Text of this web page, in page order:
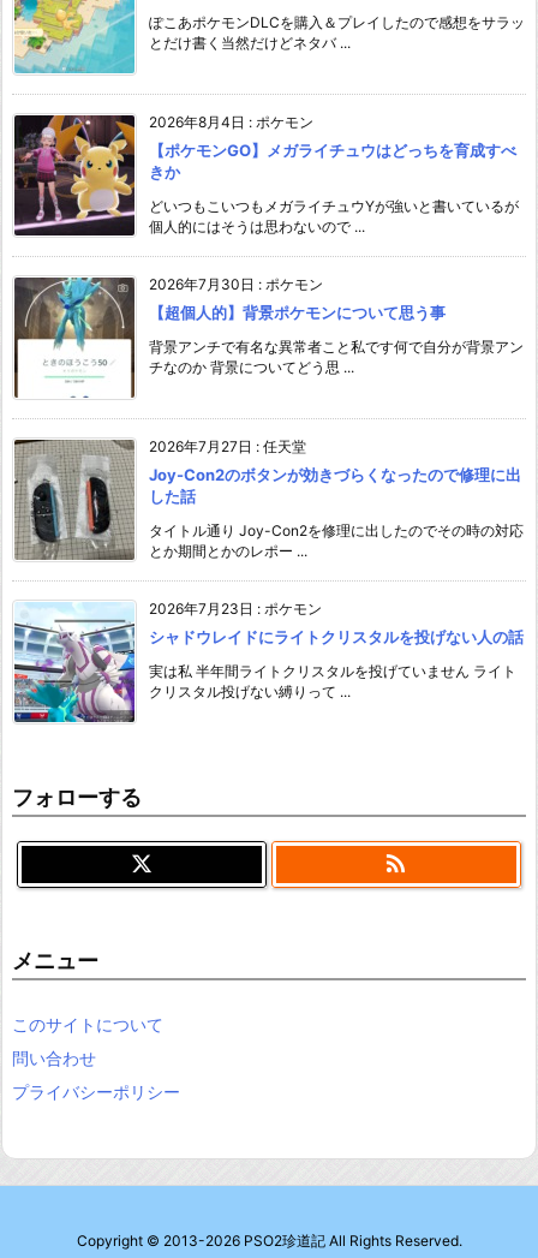
ぽこあポケモンDLCを購入＆プレイしたので感想をサラッ
とだけ書く当然だけどネタバ ...
2026年8月4日 : ポケモン
【ポケモンGO】メガライチュウはどっちを育成すべ
きか
どいつもこいつもメガライチュウYが強いと書いているが
個人的にはそうは思わないので ...
2026年7月30日 : ポケモン
【超個人的】背景ポケモンについて思う事
背景アンチで有名な異常者こと私です何で自分が背景アン
チなのか 背景についてどう思 ...
2026年7月27日 : 任天堂
Joy-Con2のボタンが効きづらくなったので修理に出
した話
タイトル通り Joy-Con2を修理に出したのでその時の対応
とか期間とかのレポー ...
2026年7月23日 : ポケモン
シャドウレイドにライトクリスタルを投げない人の話
実は私 半年間ライトクリスタルを投げていません ライト
クリスタル投げない縛りって ...
フォローする

メニュー
このサイトについて
問い合わせ
プライバシーポリシー
Copyright © 2013-2026 PSO2珍道記All Rights Reserved.